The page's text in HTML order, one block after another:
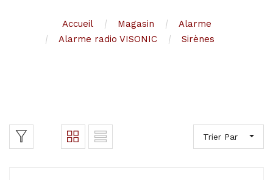
Accueil Magasin
Alarme
Alarme radio VISONIC
Sirènes
Trier Par